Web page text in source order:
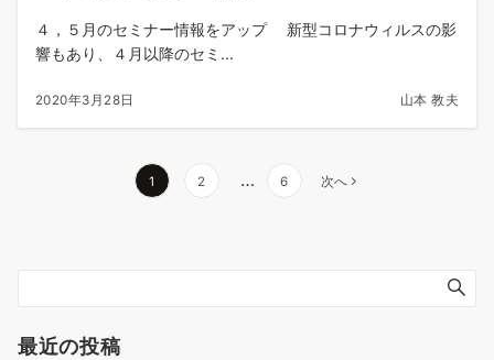
４，５月のセミナー情報をアップ 新型コロナウィルスの影
響もあり、４月以降のセミ...
2020年3月28日 山本 教夫
1 2 … 6 次へ
最近の投稿